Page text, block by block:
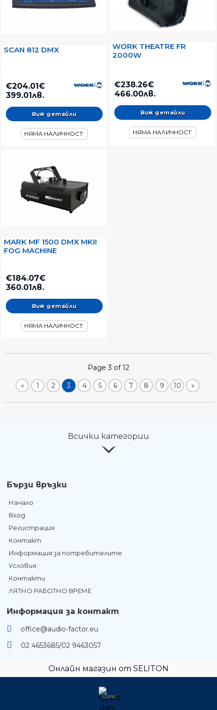
SCAN 812 DMX
€204.01€
399.01лв.
Виж детайли
НЯМА НАЛИЧНОСТ
WORK THEATRE FR
2000W
€238.26€
466.00лв.
Виж детайли
НЯМА НАЛИЧНОСТ
MARK MF 1500 DMX MKII
FOG MACHINE
€184.07€
360.01лв.
Виж детайли
НЯМА НАЛИЧНОСТ
Page 3 of 12
« 1 2 3 4 5 6 7 8 9 10 »
Всички категории
Бързи връзки
Начало
Вход
Регистрация
Контакт
Информация за потребителите
Условия
Контакти
ЛЯТНО РАБОТНО ВРЕМЕ
Информация за контакт
office@audio-factor.eu
02 4653685/02 9463057
Онлайн магазин от SELITON
GDPR